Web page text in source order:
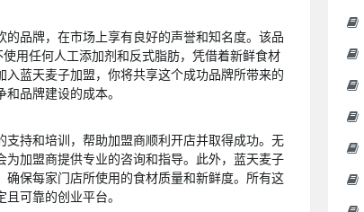
品牌，在市场上享有良好的声誉和知名度。该品
用任何人工添加剂和反式脂肪，凭借着新鲜食材
蓝天麦子加盟，你将共享这个成功品牌所带来的
品牌建设的成本。
持和培训，帮助加盟商顺利开店并取得成功。无
加盟商提供专业的咨询和指导。此外，蓝天麦子
保每家门店所使用的食材质量和新鲜度。所有这
可靠的创业平台。